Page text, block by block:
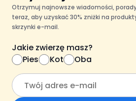
Otrzymuj najnowsze wiadomości,
teraz, aby uzyskać 30% zniżki na
skrzynki e-mail.
Jakie zwierzę masz?
Pies
Kot Oba